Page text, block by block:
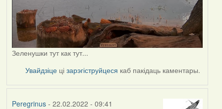
Зеленушки тут как тут...
Увайдзіце цізарэгіструйцеся каб пакідаць каментары.
Peregrinus- 22.02.2022 - 09:41